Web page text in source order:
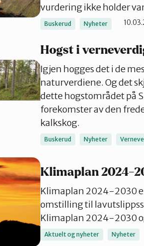
vurdering ikke holder
Buskerud Nyheter
Hogst i
Igjen hogges det i de
naturverdiene. Og det
dette hogstområdet på
forekomster av den
kalkskog.
Buskerud Nyheter
Klimaplan 2024-
Klimaplan 2024-2030
omstilling til
Klimaplan 2024-2030
Aktuelt og nyheter Nyheter